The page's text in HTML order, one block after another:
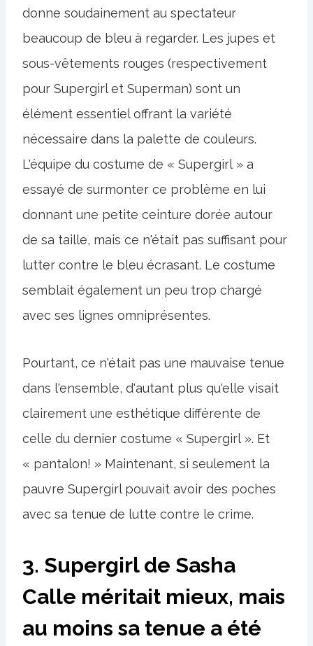
donne soudainement au spectateur
beaucoup de bleu à regarder. Les jupes et
sous-vêtements rouges (respectivement
pour Supergirl et Superman) sont un
élément essentiel offrant la variété
nécessaire dans la palette de couleurs.
L'équipe du costume de « Supergirl » a
essayé de surmonter ce problème en lui
donnant une petite ceinture dorée autour
de sa taille, mais ce n'était pas suffisant pour
lutter contre le bleu écrasant. Le costume
semblait également un peu trop chargé
avec ses lignes omniprésentes.
Pourtant, ce n'était pas une mauvaise tenue
dans l'ensemble, d'autant plus qu'elle visait
clairement une esthétique différente de
celle du dernier costume « Supergirl ». Et
« pantalon! » Maintenant, si seulement la
pauvre Supergirl pouvait avoir des poches
avec sa tenue de lutte contre le crime.
3. Supergirl de Sasha
Calle méritait mieux, mais
au moins sa tenue a été